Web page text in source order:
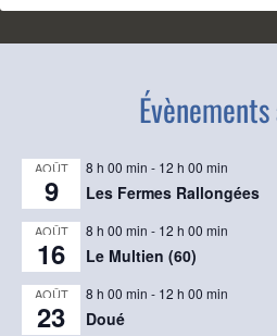
AOÛT
9
8 h 00 min - 12 h 00 min
Les Fermes Rallongées
AOÛT
16
8 h 00 min - 12 h 00 min
Le Multien (60)
AOÛT
23
8 h 00 min - 12 h 00 min
Doué